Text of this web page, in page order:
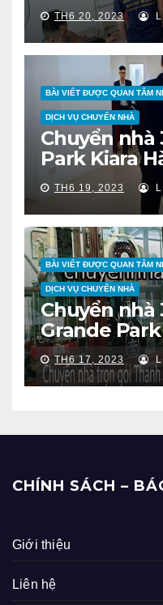
TH6 20, 2023
BÀI VIẾT ĐƯỢC QUAN TÂM
DỊCH VỤ CHUYỂN NHÀ
Chuyển nhà
Park Kiara
TH6 19, 2023
BÀI VIẾT ĐƯỢC QUAN TÂM
DỊCH VỤ CHUYỂN NHÀ
Chuyển nhà
Grande
TH6 17, 2023
CHÍNH SÁCH –
Giới thiệu
Liên hệ